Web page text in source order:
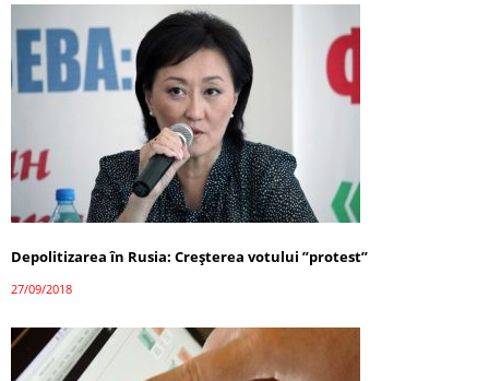
Depolitizarea în Rusia: Creșterea votului ”protest”
27/09/2018